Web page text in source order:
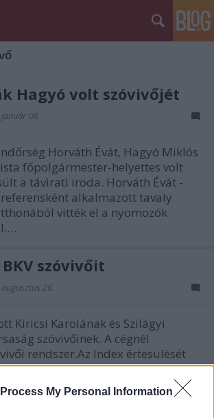
My Personal Information
Hagyó volt szóvivőjét
08.
Horváth Évát, Hagyó Miklós
főpolgármester-helyettes volt
a távirati iroda. Horváth Évát -
alkalmazott tavaly
vitték el a nyomozók
szóvivőit
26.
Kiricsi Karolának és Szilágyi
szóvivőinek. A cégnél
rendszer.Az Index értesülését
Mint elmondta,
magyarázták, hogy az elmúlt két
új rendszer,…